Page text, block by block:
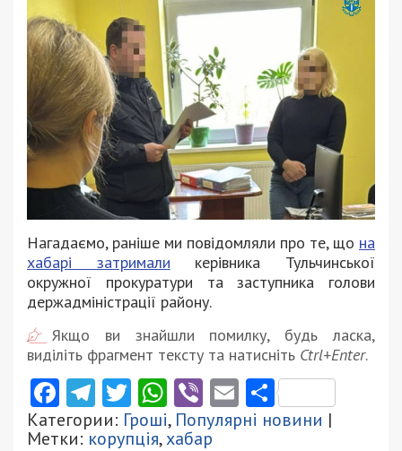
Нагадаємо, раніше ми повідомляли про те, що на
хабарі затримали керівника Тульчинської
окружної прокуратури та заступника голови
держадміністрації району.
Якщо ви знайшли помилку, будь ласка,
виділіть фрагмент тексту та натисніть Ctrl+Enter.
Facebook
Telegram
Twitter
WhatsApp
ViberEmail
Категории: Гроші, Популярні новини |
Метки: корупція,хабар